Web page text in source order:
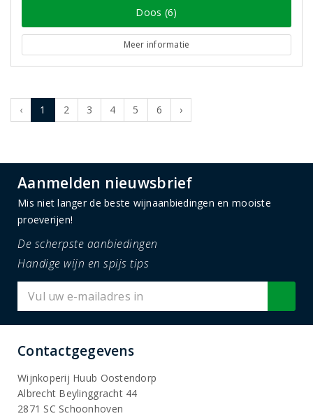
Doos (6)
Meer informatie
‹ 1 2 3 4 5 6 ›
Aanmelden nieuwsbrief
Mis niet langer de beste wijnaanbiedingen en mooiste
proeverijen!
De scherpste aanbiedingen
Handige wijn en spijs tips
Contactgegevens
Wijnkoperij Huub Oostendorp
Albrecht Beylinggracht 44
2871 SC Schoonhoven